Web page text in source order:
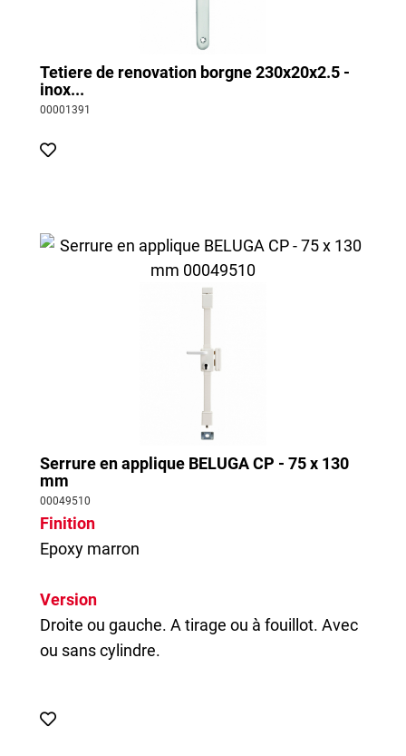
Tetiere de renovation borgne 230x20x2.5 -
inox...
00001391
Serrure en applique BELUGA CP - 75 x 130
mm
00049510
Finition
Epoxy marron
Version
Droite ou gauche. A tirage ou à fouillot. Avec
ou sans cylindre.